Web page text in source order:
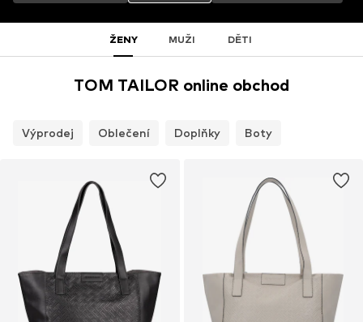
ŽENY MUŽI DĚTI
TOM TAILOR online obchod
Výprodej Oblečení Doplňky Boty